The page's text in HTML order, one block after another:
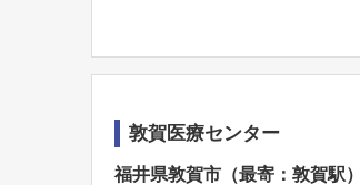
敦賀医療センター
福井県敦賀市（最寄：敦賀駅